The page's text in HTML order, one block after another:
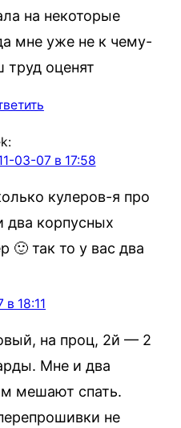
на некоторые
мне уже не к чему-
труд оценят
:
03-07 в 17:58
кулеров-я про
два корпусных
🙂 так то у вас два
18:11
на проц, 2й — 2
Мне и два
мешают спать.
не